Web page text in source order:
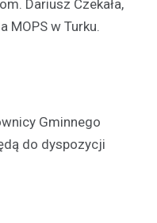
Dariusz Czekała,
MOPS w Turku.
Gminnego
do dyspozycji